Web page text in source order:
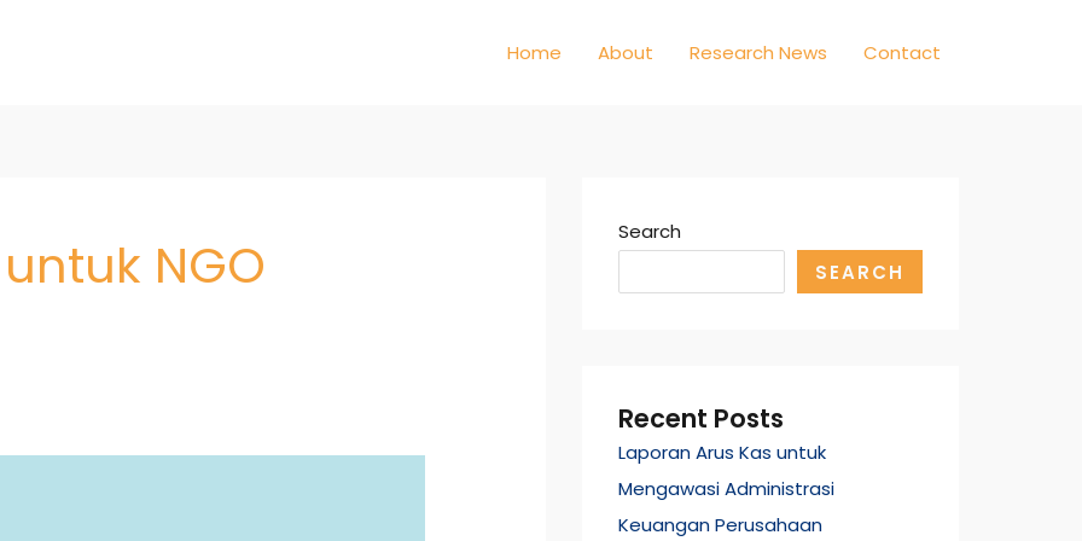
Home About Research News Contact
NGO
Search
SEARCH
Recent Posts
Laporan Arus Kas untuk
Mengawasi Administrasi
Keuangan Perusahaan